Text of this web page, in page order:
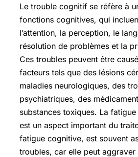
Le trouble cognitif se réfère à
fonctions cognitives, qui
l’attention, la perception, le
résolution de problèmes et la
Ces troubles peuvent être
facteurs tels que des lésions
maladies neurologiques, des
psychiatriques, des
substances toxiques. La
est un aspect important du
fatigue cognitive, est souvent
troubles, car elle peut